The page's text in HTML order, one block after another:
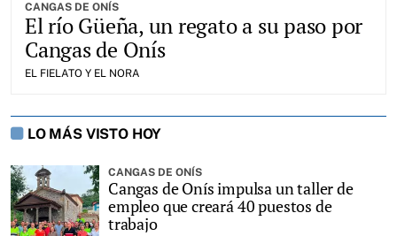
CANGAS DE ONÍS
El río Güeña, un regato a su paso por
Cangas de Onís
EL FIELATO Y EL NORA
LO MÁS VISTO HOY
CANGAS DE ONÍS
Cangas de Onís impulsa un taller de
empleo que creará 40 puestos de
trabajo